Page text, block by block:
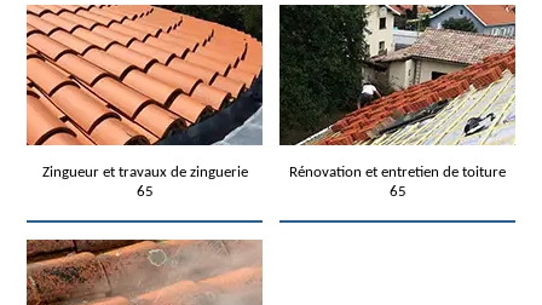
Zingueur et travaux de zinguerie
65
Rénovation et entretien de toiture
65